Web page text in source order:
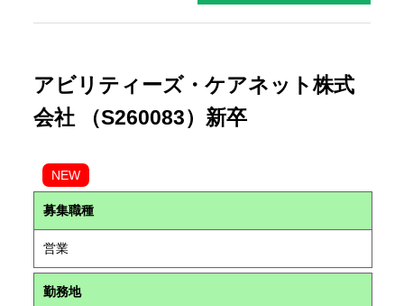
アビリティーズ・ケアネット株式
会社 （S260083）新卒
NEW
募集職種
営業
勤務地